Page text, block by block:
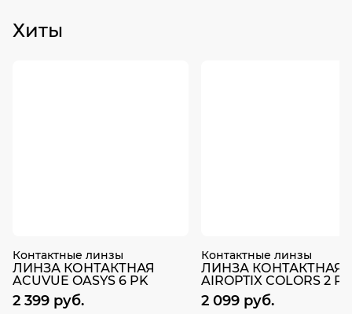
Хиты
Контактные линзы
ЛИНЗА КОНТАКТНАЯ
ACUVUE OASYS 6 PK
2 399 руб.
Контактные линзы
ЛИНЗА КОНТАКТНАЯ
AIROPTIX COLORS 2 PK
2 099 руб.